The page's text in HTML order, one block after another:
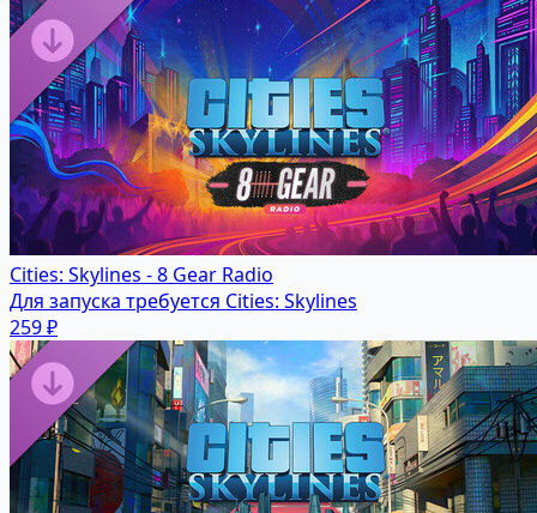
Cities: Skylines - 8 Gear Radio
Для запуска требуется Cities: Skylines
259 ₽